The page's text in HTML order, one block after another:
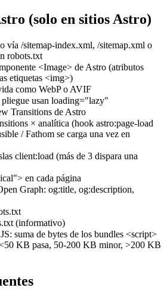
(solo en sitios Astro)
vía /sitemap-index.xml, /sitemap.xml o
robots.txt
<Image> de Astro (atributos
etiquetas <img>)
como WebP o AVIF
pliegue usan loading="lazy"
Transitions de Astro
× analítica (hook astro:page-load
/ Fathom se carga una vez en
client:load (más de 3 dispara una
en cada página
Graph: og:title, og:description,
(informativo)
suma de bytes de los bundles <script>
KB pasa, 50-200 KB minor, >200 KB